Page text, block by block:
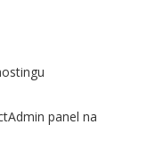
panel na